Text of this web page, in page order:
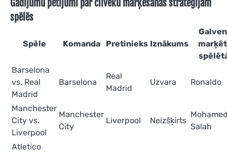
Gadījumu pētījumi par cilvēku marķēšanas stratēģijām
spēlēs
Spēle Komanda Pretinieks Iznākums
Barselona
vs. Real
Madrid
Barselona
Real
Madrid
Uzvara Ronaldo
Manchester
City vs.
Liverpool
Manchester
City
Liverpool Neizšķirts
Salah
Atletico